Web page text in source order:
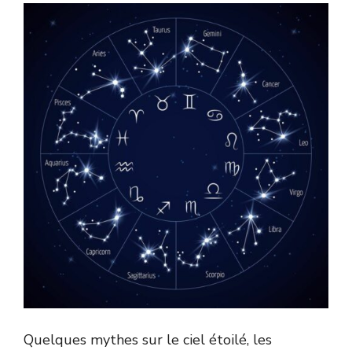
Quelques mythes sur le ciel étoilé, les